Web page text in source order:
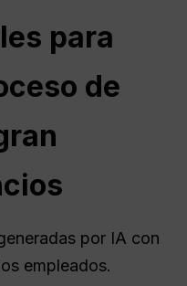
para
de
por IA con
empleados.